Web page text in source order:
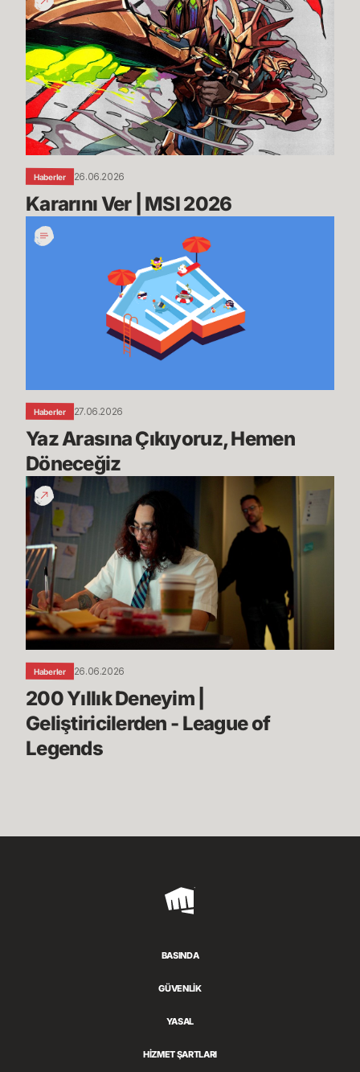
Ver
|
MSI
2026
Haberler 26.06.2026
Kararını Ver | MSI 2026
Yaz
Arasına
Haberler 27.06.2026
Yaz Arasına Çıkıyoruz, Hemen
Döneceğiz
200
Yıllık
Deneyim
|
Geliştiricilerden
-
League
of
Legends
Haberler 26.06.2026
200 Yıllık Deneyim |
Geliştiricilerden - League of
Legends
Riot
BASINDA
GÜVENLİK
YASAL
HİZMET ŞARTLARI